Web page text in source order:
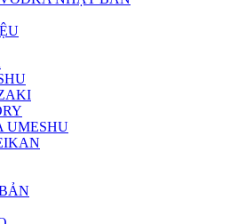
UMESHU